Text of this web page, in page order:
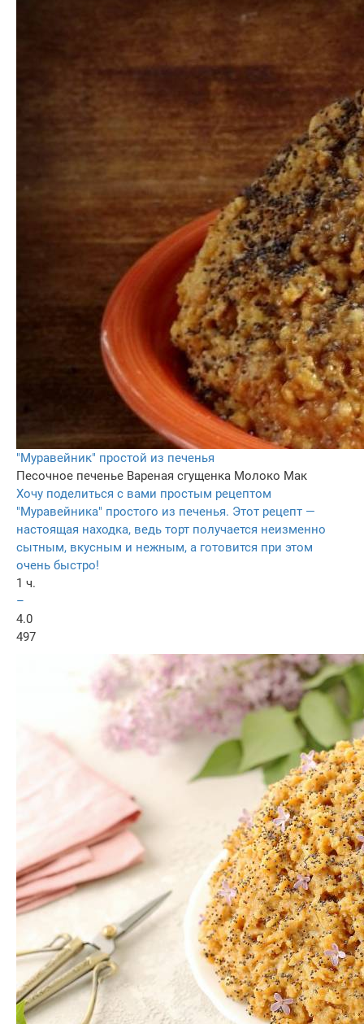
"Муравейник" простой из печенья
Песочное печенье Вареная сгущенка Молоко Мак
Хочу поделиться с вами простым рецептом
"Муравейника" простого из печенья. Этот рецепт —
настоящая находка, ведь торт получается неизменно
сытным, вкусным и нежным, а готовится при этом
очень быстро!
1 ч.
–
4.0
497